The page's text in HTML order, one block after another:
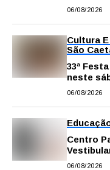
06/08/2026
Cultura
São
33ª
neste
06/08/2026
Centro
semestre
06/08/2026